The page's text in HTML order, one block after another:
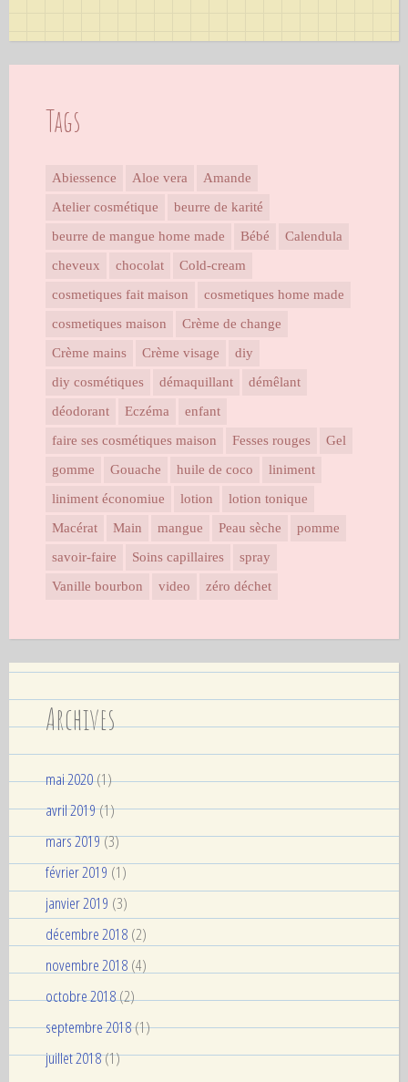
Tags
Abiessence Aloe vera
Amande
Atelier cosmétique
beurre de karité
beurre de mangue home made
Bébé
Calendula
cheveux
chocolat
Cold-cream
cosmetiques fait maison
cosmetiques home made
cosmetiques maison
Crème de change
Crème mains
Crème visage
diy
diy cosmétiques
démaquillant
démêlant
déodorant
Eczéma
enfant
faire ses cosmétiques maison
Fesses rouges
Gel
gomme
Gouache huile de coco
liniment
liniment économiue
lotion
lotion tonique
Macérat
Main mangue Peau sèche
pomme
savoir-faire
Soins capillaires
spray
Vanille bourbon
video zéro déchet
Archives
mai 2020(1)
avril 2019(1)
mars 2019(3)
février 2019 (1)
janvier 2019 (3)
décembre 2018 (2)
novembre 2018 (4)
octobre 2018(2)
septembre 2018(1)
juillet 2018(1)